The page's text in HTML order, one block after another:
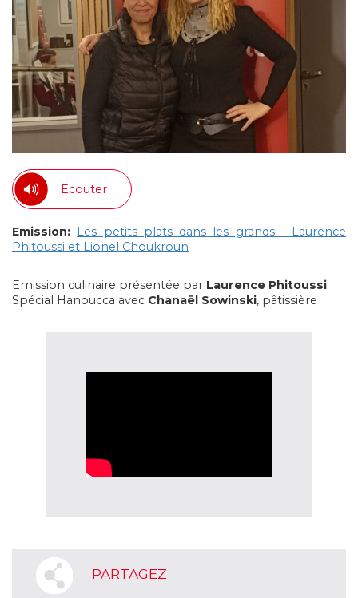
Ecouter
Emission: Les petits plats dans les grands - Laurence
Phitoussi et Lionel Choukroun
Emission culinaire présentée par Laurence Phitoussi
Spécial Hanoucca avec Chanaël Sowinski, pâtissière
PARTAGEZ